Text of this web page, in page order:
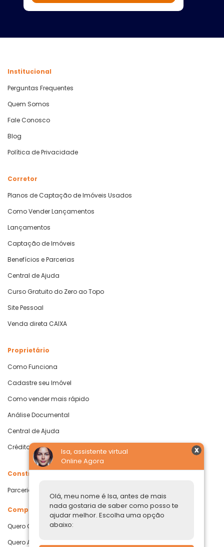
Isa, assistente virtual
Online Agora
Olá, meu nome é Isa, antes de mais
nada gostaria de saber como posso te
ajudar melhor. Escolha uma opção
abaixo:
Institucional
Perguntas Frequentes
Quem Somos
Fale Conosco
Blog
Política de Privacidade
Corretor
Planos de Captação de Imóveis Usados
Como Vender Lançamentos
Lançamentos
Captação de Imóveis
Benefícios e Parcerias
Central de Ajuda
Curso Gratuito do Zero ao Topo
Site Pessoal
Venda direta CAIXA
Proprietário
Como Funciona
Cadastre seu Imóvel
Como vender mais rápido
Análise Documental
Central de Ajuda
Crédito com Garantia de Imóvel
Construtoras
Parcerias Imobiliárias
Comprar ou alugar
Quero Comprar
Quero Alugar